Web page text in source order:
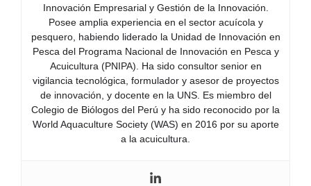
Innovación Empresarial y Gestión de la Innovación.
Posee amplia experiencia en el sector acuícola y
pesquero, habiendo liderado la Unidad de Innovación en
Pesca del Programa Nacional de Innovación en Pesca y
Acuicultura (PNIPA). Ha sido consultor senior en
vigilancia tecnológica, formulador y asesor de proyectos
de innovación, y docente en la UNS. Es miembro del
Colegio de Biólogos del Perú y ha sido reconocido por la
World Aquaculture Society (WAS) en 2016 por su aporte
a la acuicultura.